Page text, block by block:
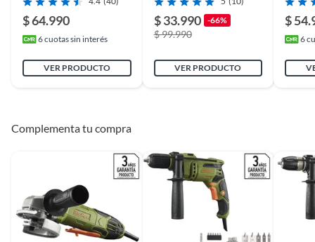
$ 64.990
6cuotas sin interés
VER PRODUCTO
$ 33.990 -66%
$ 99.990
VER PRODUCTO
$
6
Complementa tu compra